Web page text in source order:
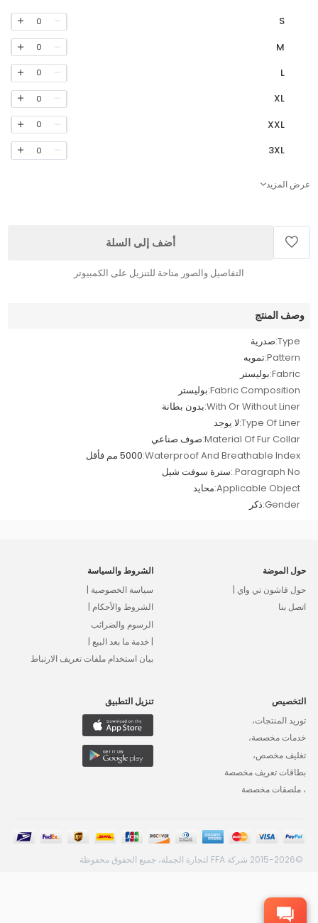
S
0
M
0
L
0
XL
0
XXL
0
3XL
0
عرض المزيد
أضف إلى السلة
التفاصيل والصور متاحة للتنزيل على الكمبيوتر
وصف المنتج
Type: صدرية
Pattern:تمويه
Fabric: بوليستر
Fabric Composition: بوليستر
With Or Without Liner: بدون بطانة
Type Of Liner: لا يوجد
Material Of Fur Collar: صوف صناعي
Waterproof And Breathable Index: 5000 مم فأقل
Paragraph No.: سترة سوفت شيل
Applicable Object: محايد
Gender: ذكر
حول الموضة
حول فاشون تي واي |
اتصل بنا
الشروط والسياسة
سياسة الخصوصية |
الشروط والأحكام |
الرسوم والضرائب
| خدمة ما بعد البيع |
بيان استخدام ملفات تعريف الارتباط
التخصيص
توريد المنتجات،
خدمات مخصصة،
تغليف مخصص،
بطاقات تعريف مخصصة
، ملصقات مخصصة
تنزيل التطبيق
©2015-2026 شركة FFA لتجارة الجملة، جميع الحقوق محفوظة